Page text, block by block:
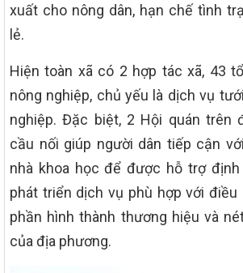
xuất cho nông dân, hạn chế tình
lẻ.
Hiện toàn xã có 2 hợp tác xã, 43
nông nghiệp, chủ yếu là dịch vụ
nghiệp. Đặc biệt, 2 Hội quán trên
cầu nối giúp người dân tiếp cận
nhà khoa học để được hỗ trợ
phát triển dịch vụ phù hợp với
phần hình thành thương hiệu và
của địa phương.